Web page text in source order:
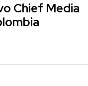
Chief Media